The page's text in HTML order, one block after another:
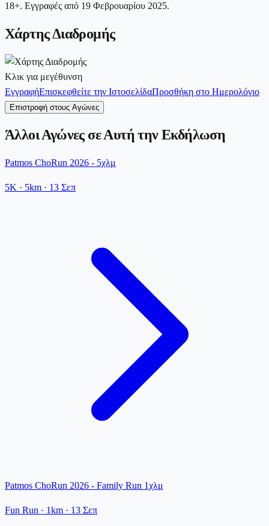
18+. Εγγραφές από 19 Φεβρουαρίου 2025.
Χάρτης Διαδρομής
Κλικ για μεγέθυνση
ΕγγραφήΕπισκεφθείτε την ΙστοσελίδαΠροσθήκη στο Ημερολόγιο
Επιστροφή στους Αγώνες
Άλλοι Αγώνες σε Αυτή την Εκδήλωση
Patmos ChoRun 2026 - 5χλμ
5K · 5km · 13 Σεπ
Patmos ChoRun 2026 - Family Run 1χλμ
Fun Run · 1km · 13 Σεπ